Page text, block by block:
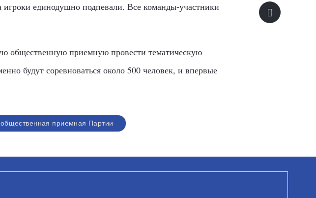
единодушно подпевали. Все команды-участники
общественную приемную провести тематическую
будут соревноваться около 500 человек, и впервые
приемная Партии